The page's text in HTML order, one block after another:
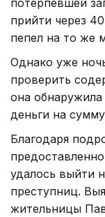
потерпевшей
прийти через
пепел на то же
Однако уже
проверить
она
деньги на сумму
Благодаря
удалось выйти
преступниц.
жительницы